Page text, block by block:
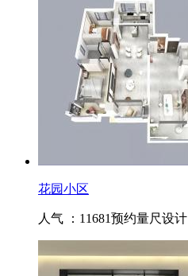
花园小区
人气 ：11681预约量尺设计